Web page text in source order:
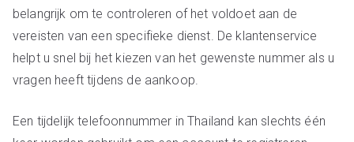
belangrijk om te controleren of het voldoet aan de
vereisten van een specifieke dienst. De klantenservice
helpt u snel bij het kiezen van het gewenste nummer als u
vragen heeft tijdens de aankoop.
Een tijdelijk telefoonnummer in Thailand kan slechts één